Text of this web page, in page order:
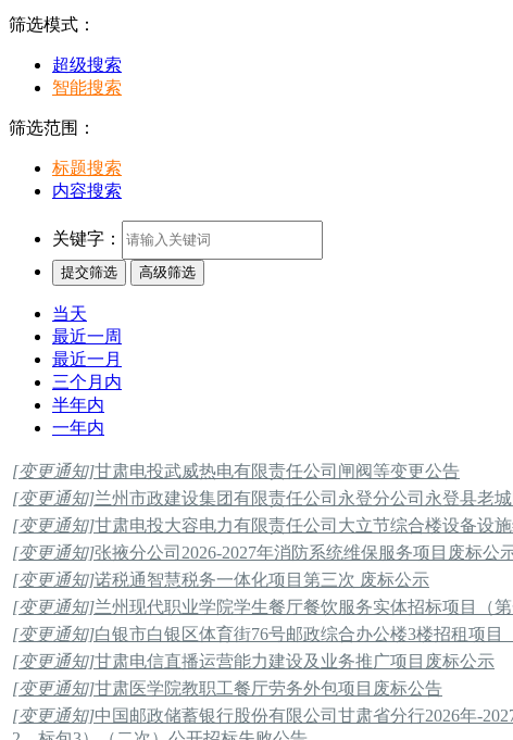
筛选模式：
超级搜索
智能搜索
筛选范围：
标题搜索
内容搜索
关键字：
提交筛选 高级筛选
当天
最近一周
最近一月
三个月内
半年内
一年内
[变更通知]甘肃电投武威热电有限责任公司闸阀等变更公告
[变更通知]兰州市政建设集团有限责任公司永登分公司永登县老
[变更通知]甘肃电投大容电力有限责任公司大立节综合楼设备设
[变更通知]张掖分公司2026-2027年消防系统维保服务项目废标公
[变更通知]诺税通智慧税务一体化项目第三次 废标公示
[变更通知]兰州现代职业学院学生餐厅餐饮服务实体招标项目（
[变更通知]白银市白银区体育街76号邮政综合办公楼3楼招租项目
[变更通知]甘肃电信直播运营能力建设及业务推广项目废标公示
[变更通知]甘肃医学院教职工餐厅劳务外包项目废标公告
[变更通知]中国邮政储蓄银行股份有限公司甘肃省分行2026年-